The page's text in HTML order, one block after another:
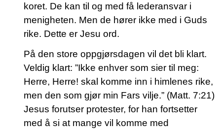
koret. De kan til og med få lederansvar i
menigheten. Men de hører ikke med i Guds
rike. Dette er Jesu ord.
På den store oppgjørsdagen vil det bli klart.
Veldig klart: ”Ikke enhver som sier til meg:
Herre, Herre! skal komme inn i himlenes rike,
men den som gjør min Fars vilje.” (Matt. 7:21)
Jesus forutser protester, for han fortsetter
med å si at mange vil komme med